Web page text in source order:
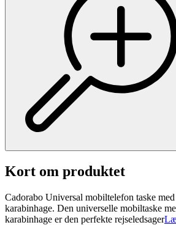
Kort om produktet
Cadorabo Universal mobiltelefon taske
karabinhage. Den universelle mobiltaske
karabinhage er den perfekte rejseledsager